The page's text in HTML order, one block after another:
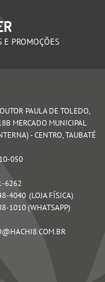
E PROMOÇÕES
PAULA DE TOLEDO,
MERCADO MUNICIPAL
-CENTRO, TAUBATÉ
050
6262
4040
1010(WHATSAPP)